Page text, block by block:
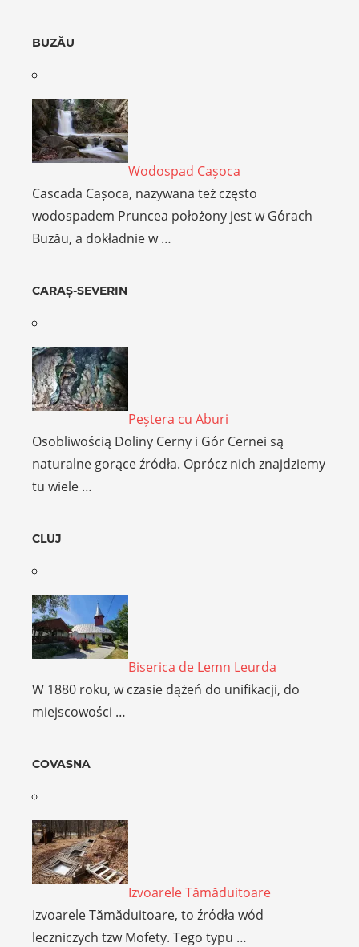
BUZĂU
Wodospad Cașoca
Cascada Cașoca, nazywana też często
wodospadem Pruncea położony jest w Górach
Buzău, a dokładnie w …
CARAȘ-SEVERIN
Peștera cu Aburi
Osobliwością Doliny Cerny i Gór Cernei są
naturalne gorące źródła. Oprócz nich znajdziemy
tu wiele …
CLUJ
Biserica de Lemn Leurda
W 1880 roku, w czasie dążeń do unifikacji, do
miejscowości …
COVASNA
Izvoarele Tămăduitoare
Izvoarele Tămăduitoare, to źródła wód
leczniczych tzw Mofety. Tego typu …